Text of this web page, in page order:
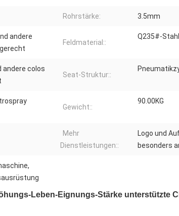
Rohrstärke: 3.5mm
andere
Feldmaterial::
Q235#-Stahl
andere colos
Seat-Struktur::
Gewicht::
90.00KG
Mehr
Dienstleistungen::
Logo und
besonders
Leben-Eignungs-Stärke unterstützte